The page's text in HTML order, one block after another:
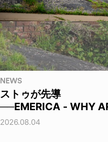
NEWS
ストゥが先導
──EMERICA - WHY
2026.08.04